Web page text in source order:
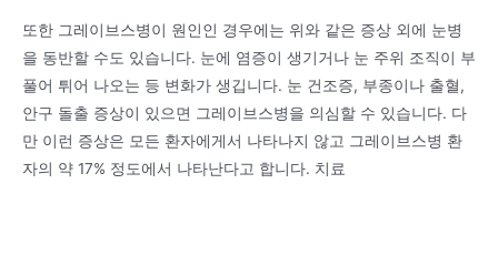
또한 그레이브스병이 원인인 경우에는 위와 같은 증상 외에 눈병
을 동반할 수도 있습니다. 눈에 염증이 생기거나 눈 주위 조직이 부
풀어 튀어 나오는 등 변화가 생깁니다. 눈 건조증, 부종이나 출혈,
안구 돌출 증상이 있으면 그레이브스병을 의심할 수 있습니다. 다
만 이런 증상은 모든 환자에게서 나타나지 않고 그레이브스병 환
자의 약 17% 정도에서 나타난다고 합니다. 치료